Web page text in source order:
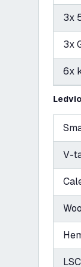
3x
3x
6x
V-